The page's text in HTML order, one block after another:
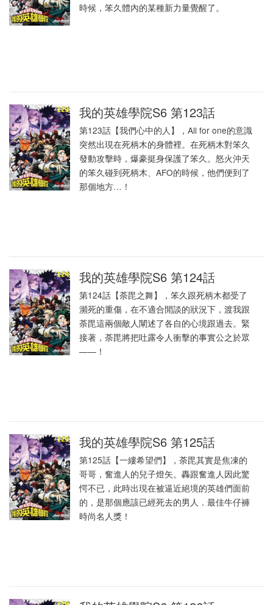
時候，笨久體內的某種新力量覺醒了。
我的英雄學院S6 第123話
第123話【我們心中的人】，All for one的意識
突然出現在死柄木的身體裡。在死柄木對笨久
發動攻擊時，爆豪挺身保護了笨久。怒火沖天
的笨久碰到死柄木、AFO的時候，他們便到了
那個地方…！
我的英雄學院S6 第124話
第124話【荼毘之舞】，笨久跟死柄木都受了
瀕死的重傷，在不適合閒談的狀況下，渡我跟
荼毘這兩個敵人闡述了各自的心境跟過去。緊
接著，荼毘將把吐露令人衝擊的事實公之於眾
——！
我的英雄學院S6 第125話
第125話【一縷希望們】，荼毘其實是焦凍的
哥哥，奮進人的兒子燈矢。轟跟奮進人因此驚
愕不已，此時出現在被逼近絕境的英雄們面前
的，是那個應該已經死去的男人．最佳牛仔褲
時尚名人獎！